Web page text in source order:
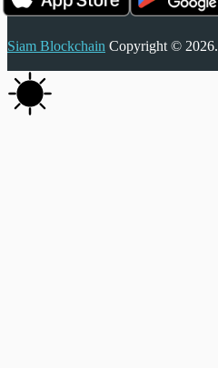
Siam Blockchain Copyright © 2026.